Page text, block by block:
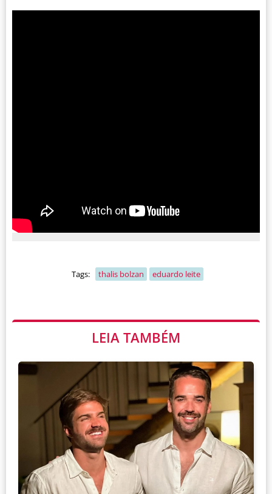
Tags: thalis bolzan eduardo leite
LEIA TAMBÉM